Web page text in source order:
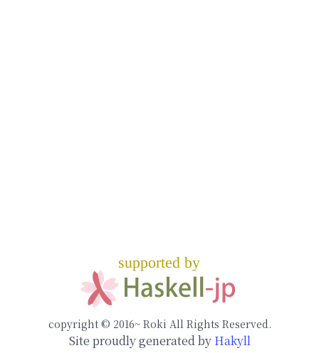
copyright © 2016~ Roki All Rights Reserved.
Site proudly generated by Hakyll